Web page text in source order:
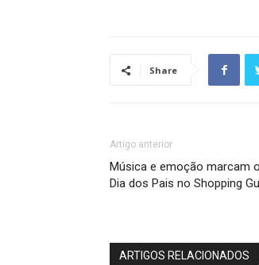
Share
Artigo anterior
Música e emoção marcam
Dia dos Pais no Shopping
ARTIGOS RELACIONADOS